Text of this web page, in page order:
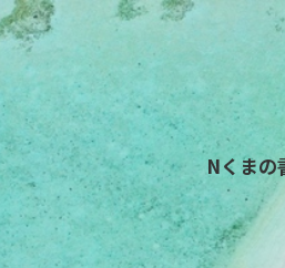
Nくまの